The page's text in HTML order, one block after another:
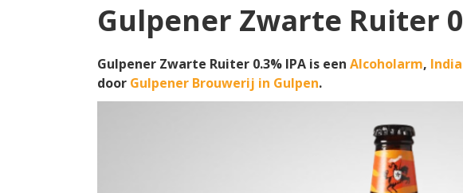
Gulpener Zwarte Ruiter
Gulpener Zwarte Ruiter 0.3% IPA is een Alcoholarm,
door Gulpener Brouwerij in Gulpen.